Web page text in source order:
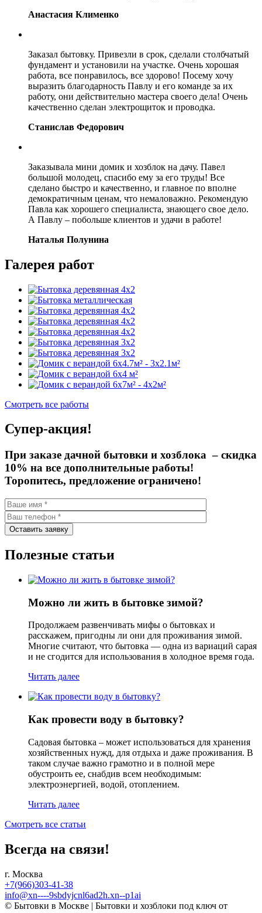
Анастасия Клименко
Заказал бытовку. Привезли в срок, сделали столбчатый
фундамент и установили на участке. Очень хорошая
работа, все понравилось, все здорово! Посему хочу
выразить благодарность Павлу и его команде за их
работу, они действительно мастера своего дела! Очень
качественно сделан электрощиток и проводка.
Станислав Федорович
Заказывала мини домик и хозблок на дачу. Павел
большой молодец, спасибо ему за его труды! Все
сделано быстро и качественно, и главное по вполне
демократичным ценам, что немаловажно. Рекомендую
Павла как хорошего специалиста, знающего свое дело.
А Павлу – побольше клиентов и удачи в работе!
Наталья Полунина
Галерея работ
Смотреть все работы
Супер-акция!
При заказе дачной бытовки и хозблока – скидка
10% на все дополнительные работы!
Торопитесь, предложение ограничено!
Полезные статьи
Можно ли жить в бытовке зимой?
Продолжаем развенчивать мифы о бытовках и
расскажем, пригодны ли они для проживания зимой.
Многие считают, что бытовка — одна из вариаций сарая
и не сгодится для использования в холодное время года.
Читать далее
Как провести воду в бытовку?
Садовая бытовка – может использоваться для хранения
хозяйственных нужд, для отдыха и даже проживания. В
таком случае важно грамотно и в полной мере
обустроить ее, снабдив всем необходимым:
электроэнергией, водой, отоплением.
Читать далее
Смотреть все статьи
Всегда на связи!
г. Москва
+7(966)303-41-38
info@xn----9sbdyjcnl6ad2h.xn--p1ai
© Бытовки в Москве | Бытовки и хозблоки под ключ от